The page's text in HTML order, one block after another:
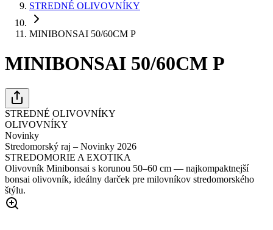
STREDNÉ OLIVOVNÍKY
MINIBONSAI 50/60CM P
MINIBONSAI 50/60CM P
STREDNÉ OLIVOVNÍKY
OLIVOVNÍKY
Novinky
Stredomorský raj – Novinky 2026
STREDOMORIE A EXOTIKA
Olivovník Minibonsai s korunou 50–60 cm — najkompaktnejší
bonsai olivovník, ideálny darček pre milovníkov stredomorského
štýlu.